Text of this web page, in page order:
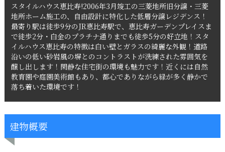
スタイルハウス恵比寿!2006年3月竣工の三菱地所旧分譲・三菱
地所ホーム施工の、自由設計に特化した低層分譲レジデンス！
最寄り駅は徒歩9分のJR恵比寿駅で、恵比寿ガーデンプレイスま
で徒歩2分・白金のプラチナ通りまでも徒歩5分の好立地！スタ
イルハウス恵比寿の特徴は白い壁とガラスの綺麗な外観！道路
沿いの低い砂岩風の塀とのコントラストが洗練された雰囲気を
醸し出します！閑静な住宅街の環境も魅力です！近くには自然
教育園や庭園美術館もあり、都心でありながら緑が多く静かで
落ち着いた環境です！
建物概要